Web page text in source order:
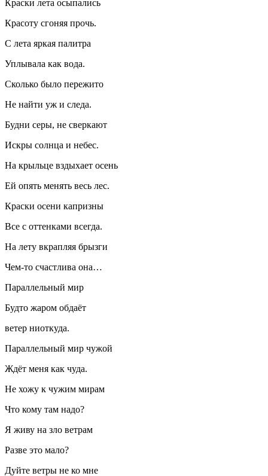
Краски лета осыпались
Красоту сгоняя прочь.
С лета яркая палитра
Уплывала как вода.
Сколько было пережито
Не найти уж и следа.
Будни серы, не сверкают
Искры солнца и небес.
На крыльце вздыхает осень
Ей опять менять весь лес.
Краски осени капризны
Все с оттенками всегда.
На лету вкрапляя брызги
Чем-то счастлива она…
Параллельный мир
Будто жаром обдаёт
ветер ниоткуда.
Параллельный мир чужой
Ждёт меня как чуда.
Не хожу к чужим мирам
Что кому там надо?
Я живу на зло ветрам
Разве это мало?
Дуйте ветры не ко мне